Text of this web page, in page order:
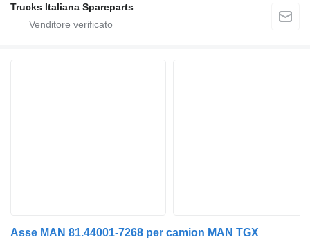
Trucks Italiana Spareparts
Asse MAN 81.44001-7268 per camion MAN TGX